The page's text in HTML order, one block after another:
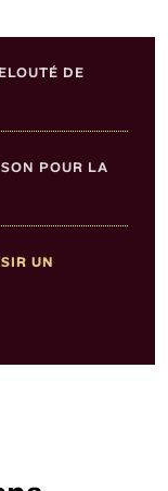
DE
POUR LA
UN